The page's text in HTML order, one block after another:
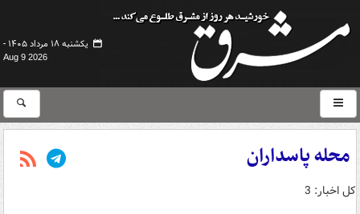
یکشنبه ۱۸ مرداد ۱۴۰۵ -
Aug 9 2026
محله پاسداران
کل اخبار: 3